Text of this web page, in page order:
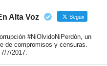
Alta Voz Seguir
#NiOlvidoNiPerdón, un
de compromisos y censuras.
7/2017.